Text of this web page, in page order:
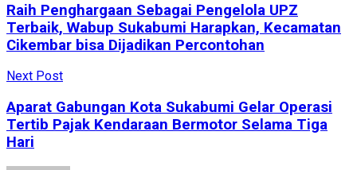
Raih Penghargaan Sebagai Pengelola UPZ
Terbaik, Wabup Sukabumi Harapkan, Kecamatan
Cikembar bisa Dijadikan Percontohan
Next Post
Aparat Gabungan Kota Sukabumi Gelar Operasi
Tertib Pajak Kendaraan Bermotor Selama Tiga
Hari